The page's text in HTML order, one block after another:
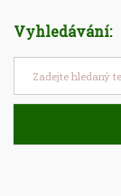
Vyhledávání: